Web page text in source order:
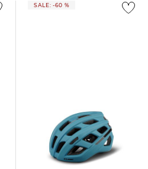
SALE: -60 %